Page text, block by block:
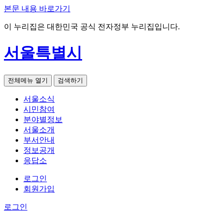
본문 내용 바로가기
이 누리집은 대한민국 공식 전자정부 누리집입니다.
서울특별시
전체메뉴 열기 검색하기
서울소식
시민참여
분야별정보
서울소개
부서안내
정보공개
응답소
로그인
회원가입
로그인